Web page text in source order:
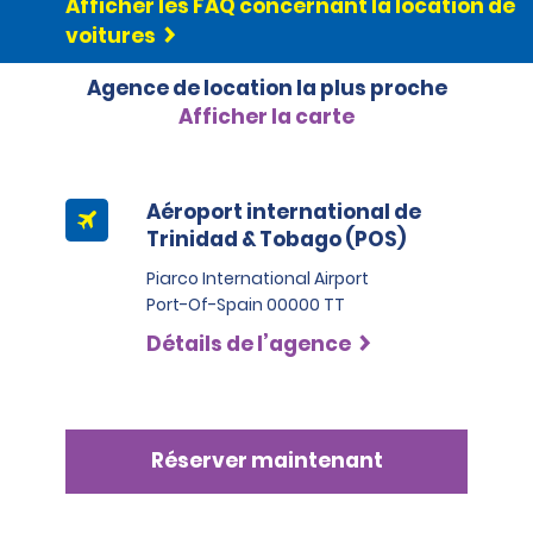
carburant local, et un supplément s’appliquera.
Option 3- Plein effectué par vos soins
Cette option permet au locataire d’éviter les frais
supplémentaires de carburant en restituant le
virtuelles et les cartes de crédit de magasins locaux ne
sont pas acceptés.
Afficher les FAQ concernant la location de
voitures
Agence de location la plus proche
Afficher la carte
Aéroport international de
Trinidad & Tobago (POS)
Piarco International Airport
Port-Of-Spain 00000 TT
Détails de l’agence
Réserver maintenant